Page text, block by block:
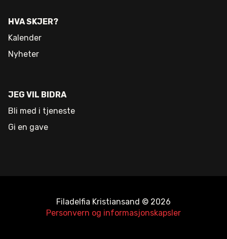
HVA SKJER?
Kalender
Nyheter
JEG VIL BIDRA
Bli med i tjeneste
Gi en gave
Filadelfia Kristiansand © 2026
Personvern og informasjonskapsler